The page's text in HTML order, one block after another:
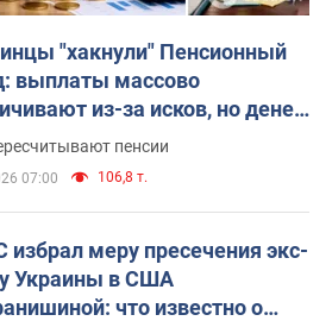
"хакнули" Пенсионный
выплаты массово
из-за исков, но денег
пенсии
07:00 106,8 т.
избрал меру пресечения экс-
Украины в США
что известно о